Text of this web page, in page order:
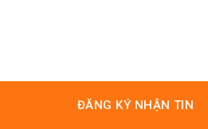
ĐĂNG KÝ NHẬN TIN